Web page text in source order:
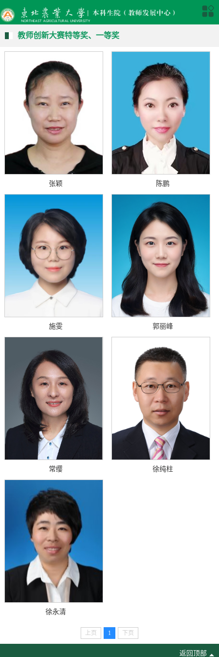
教师创新大赛特等奖、一等奖
张颖 陈鹏
施雯 郭丽峰
常缨 徐纯柱
徐永清
上页 1 下页
返回顶部